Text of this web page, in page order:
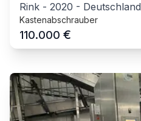
Rink - 2020 - Deutschland
Kastenabschrauber
110.000 €